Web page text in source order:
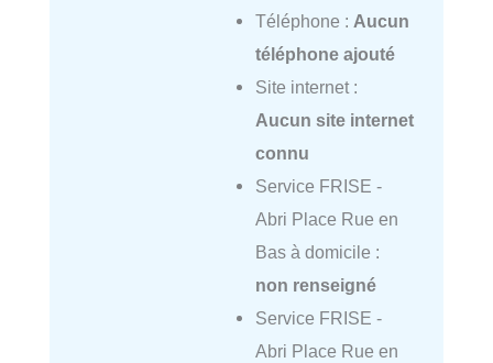
Téléphone : Aucun
téléphone ajouté
Site internet :
Aucun site internet
connu
Service FRISE -
Abri Place Rue en
Bas à domicile :
non renseigné
Service FRISE -
Abri Place Rue en